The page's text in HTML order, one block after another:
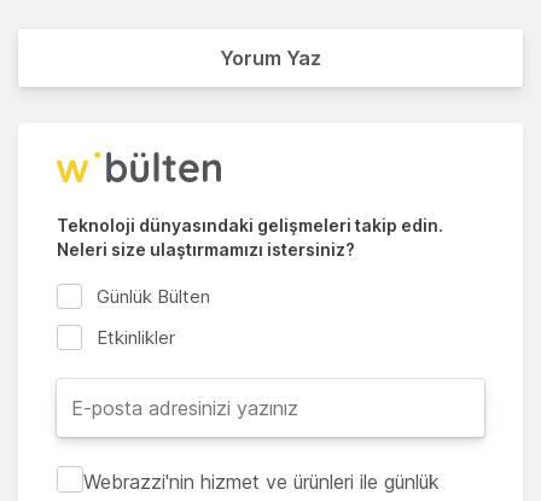
Yorum Yaz
Teknoloji dünyasındaki gelişmeleri takip edin.
Neleri size ulaştırmamızı istersiniz?
Günlük Bülten
Etkinlikler
Webrazzi'nin hizmet ve ürünleri ile günlük